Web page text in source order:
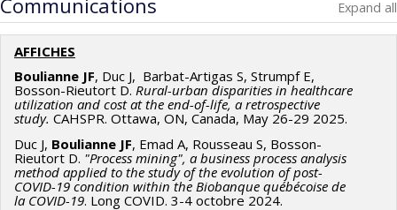
Communications Expand all
AFFICHES
Boulianne JF, Duc J, Barbat-Artigas S, Strumpf E,
Bosson-Rieutort D. Rural-urban disparities in healthcare
utilization and cost at the end-of-life, a retrospective
study. CAHSPR. Ottawa, ON, Canada, May 26-29 2025.
Duc J, Boulianne JF, Emad A, Rousseau S, Bosson-
Rieutort D. "Process mining", a business process analysis
method applied to the study of the evolution of post-
COVID-19 condition within the Biobanque québécoise de
la COVID-19. Long COVID. 3-4 octobre 2024.